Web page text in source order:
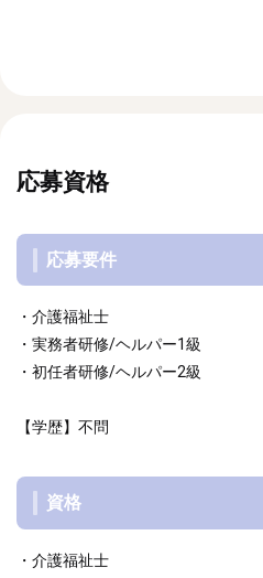
応募資格
応募要件
・介護福祉士
・実務者研修/ヘルパー1級
・初任者研修/ヘルパー2級
【学歴】不問
資格
・介護福祉士